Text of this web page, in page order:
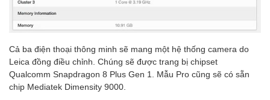
Cả ba điện thoại thông minh sẽ mang một hệ thống camera do
Leica đồng điều chỉnh. Chúng sẽ được trang bị chipset
Qualcomm Snapdragon 8 Plus Gen 1. Mẫu Pro cũng sẽ có sẵn
chip Mediatek Dimensity 9000.